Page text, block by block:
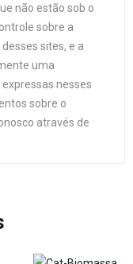
não estão sob o
sobre a
sites, e a
uma
nesses
sobre o
através de